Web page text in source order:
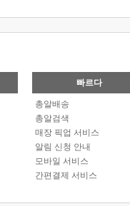
빠르다
총알배송
총알검색
매장 픽업 서비스
알림 신청 안내
모바일 서비스
간편결제 서비스